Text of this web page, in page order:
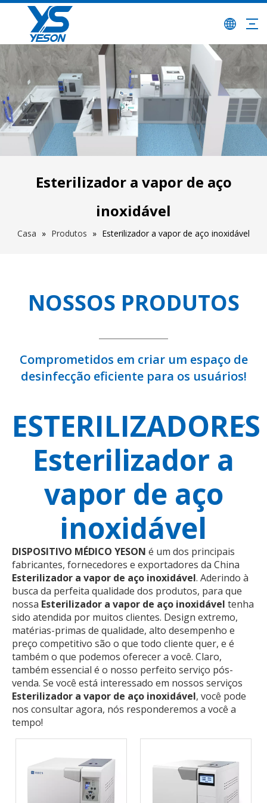
Esterilizador a vapor de aço
inoxidável
Casa » Produtos » Esterilizador a vapor de aço inoxidável
NOSSOS PRODUTOS
Comprometidos em criar um espaço de
desinfecção eficiente para os usuários!
ESTERILIZADORES
Esterilizador a
vapor de aço
inoxidável
DISPOSITIVO MÉDICO YESON é um dos principais
fabricantes, fornecedores e exportadores da China
Esterilizador a vapor de aço inoxidável. Aderindo à
busca da perfeita qualidade dos produtos, para que
nossa Esterilizador a vapor de aço inoxidável tenha
sido atendida por muitos clientes. Design extremo,
matérias-primas de qualidade, alto desempenho e
preço competitivo são o que todo cliente quer, e é
também o que podemos oferecer a você. Claro,
também essencial é o nosso perfeito serviço pós-
venda. Se você está interessado em nossos serviços
Esterilizador a vapor de aço inoxidável, você pode
nos consultar agora, nós responderemos a você a
tempo!